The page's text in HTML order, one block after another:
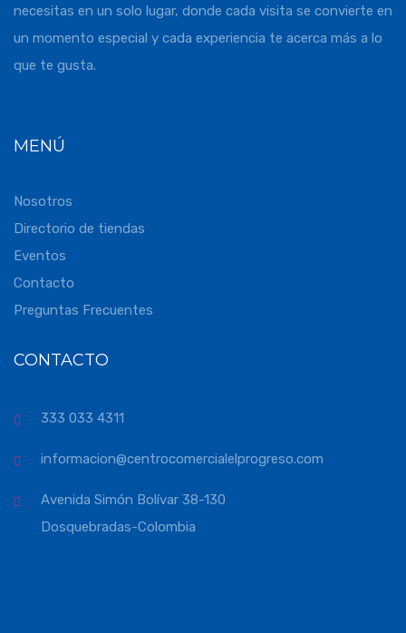
necesitas en un solo lugar, donde cada visita se convierte en
un momento especial y cada experiencia te acerca más a lo
que te gusta.
MENÚ
Nosotros
Directorio de tiendas
Eventos
Contacto
Preguntas Frecuentes
CONTACTO
333 033 4311
informacion@centrocomercialelprogreso.com
Avenida Simón Bolívar 38-130
Dosquebradas-Colombia